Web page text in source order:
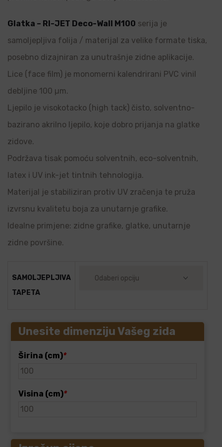
Glatka – RI-JET Deco-Wall M100 serija je
samoljepljiva folija / materijal za velike formate tiska,
posebno dizajniran za unutrašnje zidne aplikacije.
Lice (face film) je monomerni kalendrirani PVC vinil
debljine 100 µm.
Ljepilo je visokotacko (high tack) čisto, solventno-
bazirano akrilno ljepilo, koje dobro prijanja na glatke
zidove.
Podržava tisak pomoću solventnih, eco-solventnih,
latex i UV ink-jet tintnih tehnologija.
Materijal je stabiliziran protiv UV zračenja te pruža
izvrsnu kvalitetu boja za unutarnje grafike.
Idealne primjene: zidne grafike, glatke, unutarnje
zidne površine.
SAMOLJEPLJIVA
TAPETA
Unesite dimenziju Vašeg zida
Širina (cm)*
Visina (cm)*